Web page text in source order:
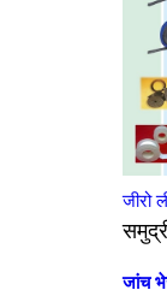
जीरो
जांच